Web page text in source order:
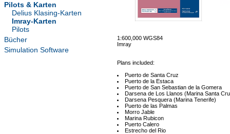
Pilots & Karten
Delius Klasing-Karten
Imray-Karten
Pilots
Bücher
Simulation Software
1:600,000 WGS84
Imray
Plans included:
Puerto de Santa Cruz
Puerto de la Estaca
Puerto de San Sebastian de la Gomera
Darsena de Los Llanos (Marina Santa
Darsena Pesquera (Marina Tenerife)
Puerto de las Palmas
Morro Jable
Marina Rubicon
Puerto Calero
Estrecho del Rio